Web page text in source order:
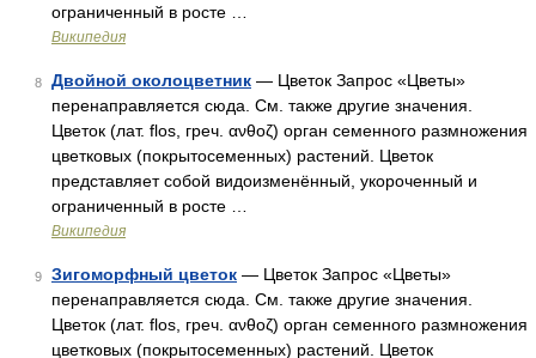
ограниченный в росте …
Википедия
8 Двойной околоцветник — Цветок Запрос «Цветы»
перенаправляется сюда. Cм. также другие значения.
Цветок (лат. flos, греч. ανθοζ) орган семенного размножения
цветковых (покрытосеменных) растений. Цветок
представляет собой видоизменённый, укороченный и
ограниченный в росте …
Википедия
9 Зигоморфный цветок — Цветок Запрос «Цветы»
перенаправляется сюда. Cм. также другие значения.
Цветок (лат. flos, греч. ανθοζ) орган семенного размножения
цветковых (покрытосеменных) растений. Цветок